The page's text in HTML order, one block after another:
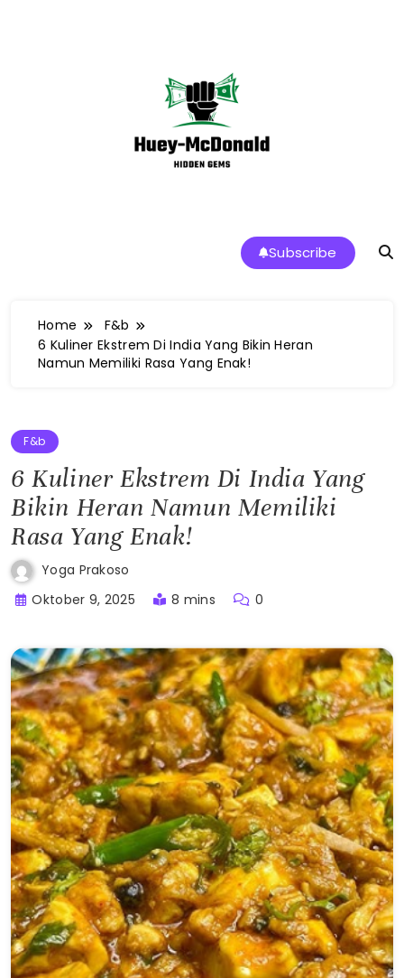
Huey-McDonald Tren Makanan dan
Restoran Terbaik di Indonesia
Subscribe
Home
F&b
6 Kuliner Ekstrem Di India Yang Bikin Heran
Namun Memiliki Rasa Yang Enak!
F&b
6 Kuliner Ekstrem Di India Yang
Bikin Heran Namun Memiliki
Rasa Yang Enak!
Yoga Prakoso
Oktober 9, 2025
8 mins 0